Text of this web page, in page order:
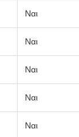
Ναι
Ναι
Ναι
Ναι
Ναι